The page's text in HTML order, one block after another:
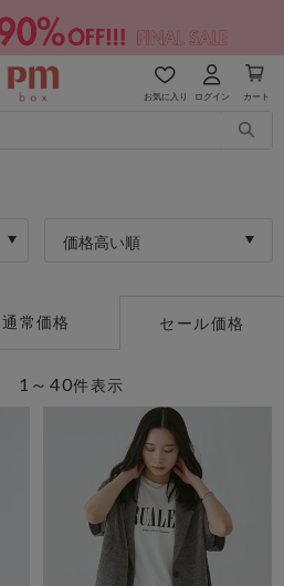
お気に入り ログイン カート
価格高い順
通常価格 セール価格
1～40件表示